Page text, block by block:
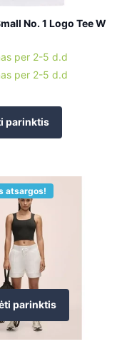
No. 1 Logo Tee W
per 2-5 d.d
per 2-5 d.d
parinktis
atsargos!
parinktis